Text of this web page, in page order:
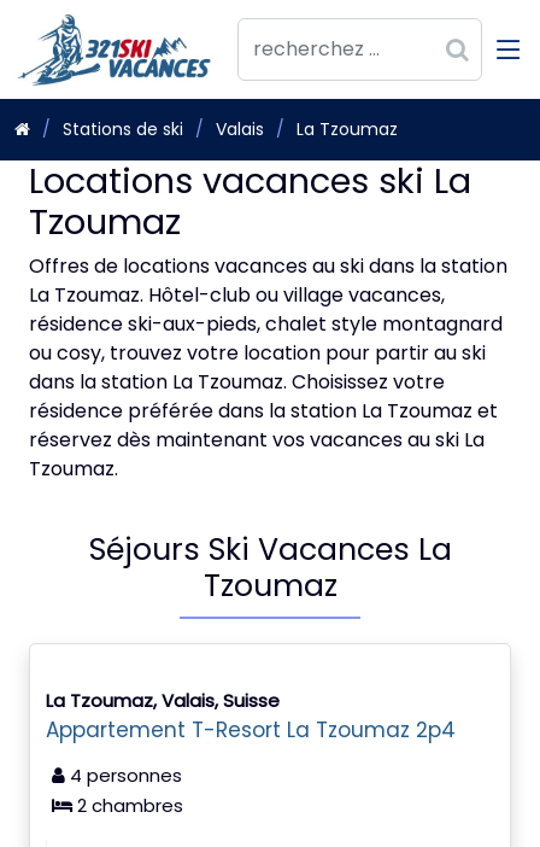
Stations de ski Valais La Tzoumaz
Locations vacances ski La
Tzoumaz
Offres de locations vacances au ski dans la station
La Tzoumaz. Hôtel-club ou village vacances,
résidence ski-aux-pieds, chalet style montagnard
ou cosy, trouvez votre location pour partir au ski
dans la station La Tzoumaz. Choisissez votre
résidence préférée dans la station La Tzoumaz et
réservez dès maintenant vos vacances au ski La
Tzoumaz.
Séjours Ski Vacances La
Tzoumaz
La Tzoumaz, Valais, Suisse
Appartement T-Resort La Tzoumaz 2p4
4 personnes
2 chambres